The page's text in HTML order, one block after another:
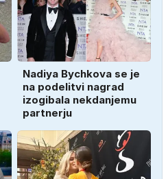
Nadiya Bychkova se je
na podelitvi nagrad
izogibala nekdanjemu
partnerju